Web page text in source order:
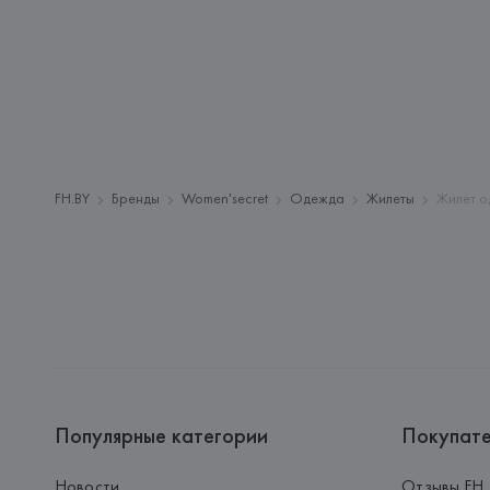
FH.BY Бренды Women'secret Одежда Жилеты Жилет
Популярные категории